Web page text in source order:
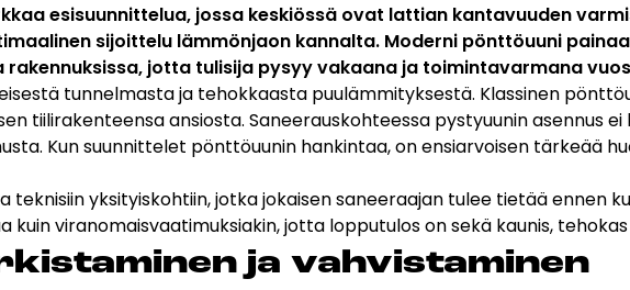
JA
HELLAT
KIERTOILMATAKAT JA
KAMIINAT
GRILLIT
JAKOHDEGALLERIA VASTUULLISUUS
ja
Tulisijatarvikkeet
Kamiinat ja kevyet tulisijat
Grillit ja pihakeittiöt
Tiilet
Laastit
Outlet
Käyttöehdot
Peruuta verkkokauppatilauksesi
esisuunnittelua, jossa keskiössä ovat lattian kantavuuden
sijoittelu lämmönjaon kannalta. Moderni pönttöuuni
jotta tulisija pysyy vakaana ja toimintavarmana
tunnelmasta ja tehokkaasta puulämmityksestä. Klassinen
tiilirakenteensa ansiosta. Saneerauskohteessa pystyuunin asennus
Kun suunnittelet pönttöuunin hankintaa, on ensiarvoisen tärkeää
teknisiin yksityiskohtiin, jotka jokaisen saneeraajan tulee tietää ennen
viranomaisvaatimuksiakin, jotta lopputulos on sekä kaunis,
ja vah­vis­ta­mi­nen